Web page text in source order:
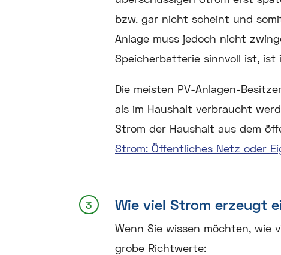
bzw. gar nicht scheint und
Anlage muss jedoch nicht
Speicherbatterie sinnvoll ist, ist
Die meisten PV-Anlagen-
als im Haushalt verbraucht
Strom der Haushalt aus dem
Strom: Öffentliches Netz oder
Wie viel Strom erzeugt
Wenn Sie wissen möchten, wie
grobe Richtwerte: